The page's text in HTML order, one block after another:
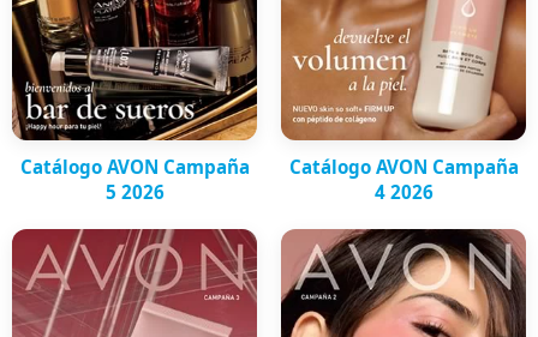
Catálogo AVON Campaña
5 2026
Catálogo AVON Campaña
4 2026